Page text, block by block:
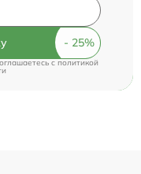
cполитикой